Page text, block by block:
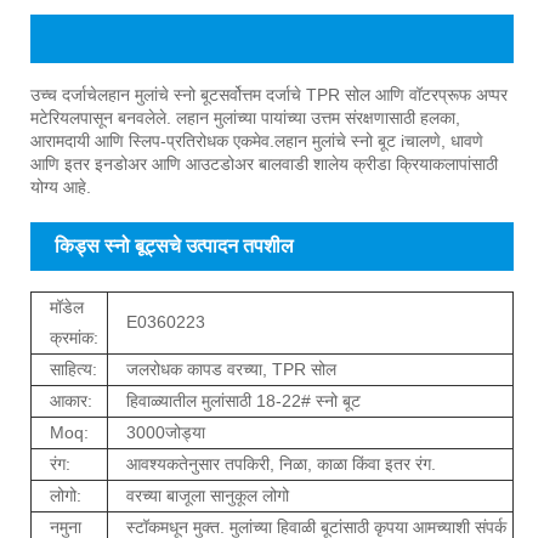
किड्स स्नो बूट्सचे उत्पादन परिचय
उच्च दर्जाचेलहान मुलांचे स्नो बूटसर्वोत्तम दर्जाचे TPR सोल आणि वॉटरप्रूफ अप्पर
मटेरियलपासून बनवलेले. लहान मुलांच्या पायांच्या उत्तम संरक्षणासाठी हलका,
आरामदायी आणि स्लिप-प्रतिरोधक एकमेव. लहान मुलांचे स्नो बूट iचालणे, धावणे
आणि इतर इनडोअर आणि आउटडोअर बालवाडी शालेय क्रीडा क्रियाकलापांसाठी
योग्य आहे.
किड्स स्नो बूट्सचे उत्पादन तपशील
मॉडेल
क्रमांक:
E0360223
साहित्य:
जलरोधक कापड वरच्या, TPR सोल
आकार:
हिवाळ्यातील मुलांसाठी 18-22# स्नो बूट
Moq:
3000जोड्या
रंग:
आवश्यकतेनुसार तपकिरी, निळा, काळा किंवा इतर रंग.
लोगो:
वरच्या बाजूला सानुकूल लोगो
नमुना
स्टॉकमधून मुक्त. मुलांच्या हिवाळी बूटांसाठी कृपया आमच्याशी संपर्क